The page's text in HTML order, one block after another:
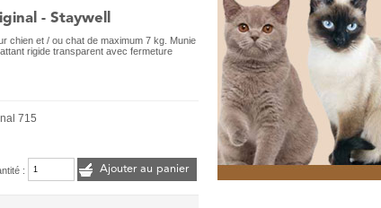
- Staywell
chien et / ou chat de maximum 7 kg. Munie
rigide transparent avec fermeture
715
: Ajouter au panier